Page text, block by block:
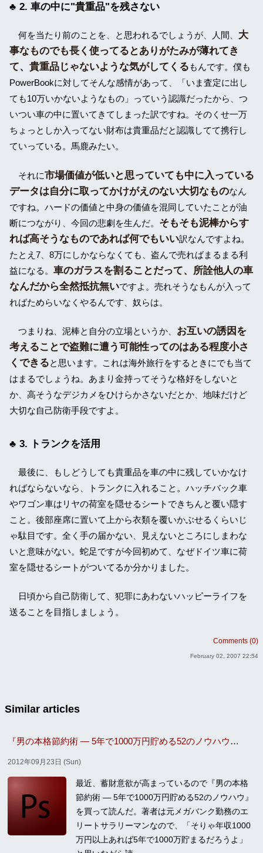
2. 車の中に"貴重品"を残さない
何を当たり前のことを、と思われるでしょうが、人間、 大
事なものでも長く使ってるとありがたみが薄れてき
て、貴重品じゃないような気がしてくるもんです。僕も
PowerBookに対してそんな感情があって、「いま査定に出し
ても10万いかないようなもの」っていう認識だったから、つ
いつい車の中に置いてきてしまった訳ですね。そのくせ一万
ちょっとしか入ってない財布は貴重品だと認識してて携行し
ていっている。馬鹿みたい。
それに市場価値が低いと思っていても中に入っている
データは自分に取ってかけがえのない大切なものなん
ですね。ハードの価値と中身の価値を混同していたことが油
断につながり、今回の悲劇を生んだ。 そもそも泥棒からす
れば高そうなものであれば何でもいい訳なんですよね。
たとえ7、8万にしかならなくても、盗んで売ればまるまる利
益になる。 車のガラスを割ることだって、所詮他人の車
なんだから全然抵抗無いですよ。売れそうなもんが入って
ればためらいなくやるんです、奴らは。
つまりね、泥棒と自分の立場というか、 お互いの誘因を
考えることで盗難に遭う可能性ってのはある程度小さ
くできると思います。これは海外旅行をするときにでも当て
はまるでしょうね。あまり金持ってそうな格好をしないと
か、高そうなデジカメをひけらかさないだとか、地味だけど
大切な自己防衛手段ですよ。
3. トランクを活用
最後に、もしどうしても貴重品を車の中に残していかなけ
ればならないなら、トランクに入れること。ハッチバック車
やワゴン車はリヤの荷室を隠せるシートできちんと覆い隠す
こと。後部座席に置いて上から衣類を覆いかぶせるくらいじ
ゃ駄目です。全く手の届かない、見えないところにしまわな
いと意味がない。蛇足ですが今回初めて、なぜドイツ車に荷
室を隠せるシートがついてるか分かりました。
日頃から自己防衛して、犯罪にあわないハッピーライフを
送ることを目指しましょう。
Comments (0)
February 02, 2007 22:54
Similar articles
『男の本格節約術 — 5年で1000万円貯める52のノウハウ』を読んだ
2012年09月23日 (Sun)
最近、蓄財意欲が高まっているので『男の本格
節約術 — 5年で1000万円貯める52のノウハウ』
を買って読んだ。著者は元メガバンク勤務のエ
リートサラリーマンなので、「そりゃ年収1000
万円以上あれば5年で1000万貯まるだろうよ」